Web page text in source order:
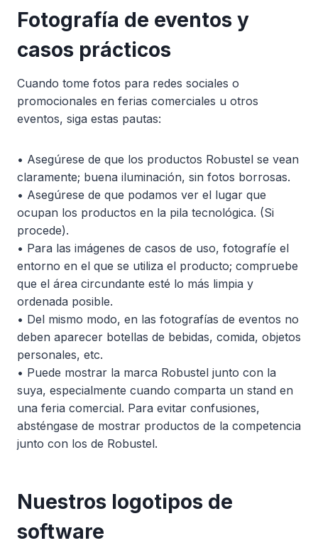
Fotografía de eventos y
casos prácticos
Cuando tome fotos para redes sociales o
promocionales en ferias comerciales u otros
eventos, siga estas pautas:
• Asegúrese de que los productos Robustel se vean
claramente; buena iluminación, sin fotos borrosas.
• Asegúrese de que podamos ver el lugar que
ocupan los productos en la pila tecnológica. (Si
procede).
• Para las imágenes de casos de uso, fotografíe el
entorno en el que se utiliza el producto; compruebe
que el área circundante esté lo más limpia y
ordenada posible.
• Del mismo modo, en las fotografías de eventos no
deben aparecer botellas de bebidas, comida, objetos
personales, etc.
• Puede mostrar la marca Robustel junto con la
suya, especialmente cuando comparta un stand en
una feria comercial. Para evitar confusiones,
absténgase de mostrar productos de la competencia
junto con los de Robustel.
Nuestros logotipos de
software